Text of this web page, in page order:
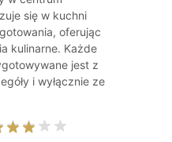
się w kuchni
oferując
kulinarne. Każde
jest z
i wyłącznie ze